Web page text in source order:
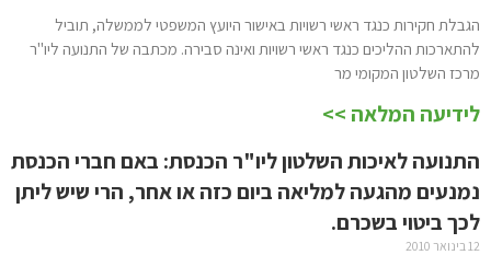
הגבלת חקירות כנגד ראשי רשויות באישור היועץ המשפטי לממשלה, תוביל
להתארכות ההליכים כנגד ראשי רשויות ואינה סבירה. מכתבה של התנועה ליו"ר
מרכז השלטון המקומי מר
לידיעה המלאה >>
התנועה לאיכות השלטון ליו"ר הכנסת: באם חברי הכנסת
נמנעים מהגעה למליאה ביום כזה או אחר, הרי שיש ליתן
לכך ביטוי בשכרם.
12 בינואר 2010